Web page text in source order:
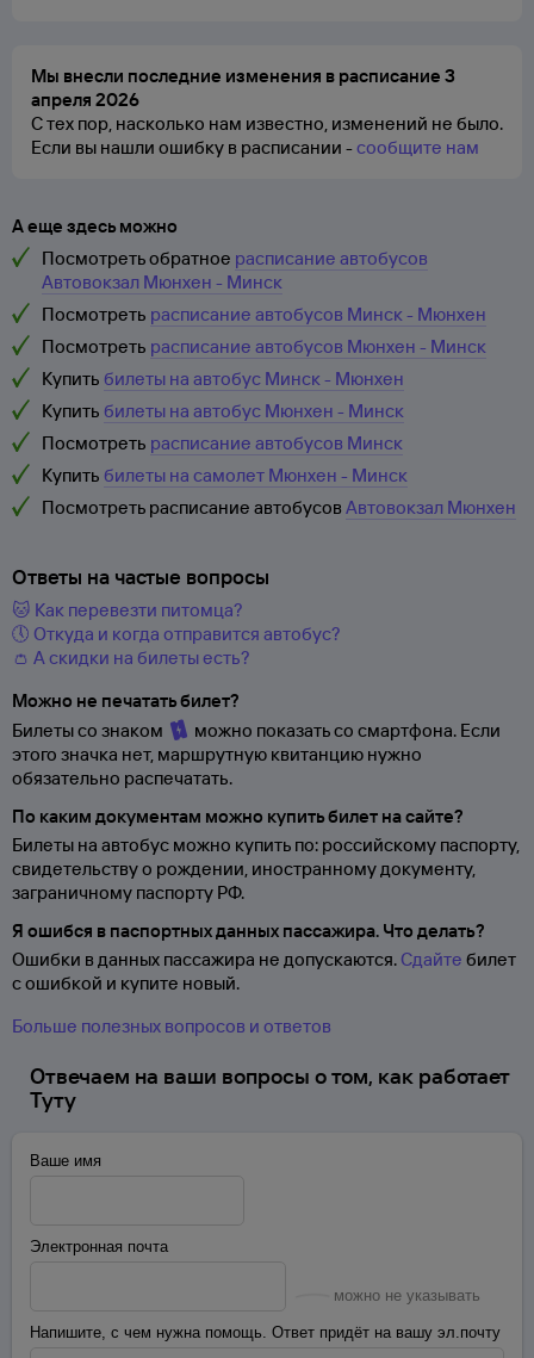
Мы внесли последние изменения в расписание 3
апреля 2026
С тех пор, насколько нам известно, изменений не было.
Если вы нашли ошибку в расписании -сообщите нам
А еще здесь можно
Посмотреть обратное расписание автобусов
Автовокзал Мюнхен - Минск
Посмотреть расписание автобусов Минск - Мюнхен
Посмотреть расписание автобусов Мюнхен - Минск
Купить билеты на автобус Минск - Мюнхен
Купить билеты на автобус Мюнхен - Минск
Посмотреть расписание автобусов Минск
Купить билеты на самолет Мюнхен - Минск
Посмотреть расписание автобусовАвтовокзал Мюнхен
Ответы на частые вопросы
🐱 Как перевезти питомца?
🕔 Откуда и когда отправится автобус?
👛 А скидки на билеты есть?
Можно не печатать билет?
Билеты со знаком
можно показать со смартфона. Если
этого значка нет, маршрутную квитанцию нужно
обязательно распечатать.
По каким документам можно купить билет на сайте?
Билеты на автобус можно купить по: российскому паспорту,
свидетельству о рождении, иностранному документу,
заграничному паспорту РФ.
Я ошибся в паспортных данных пассажира. Что делать?
Ошибки в данных пассажира не допускаются. Сдайте билет
с ошибкой и купите новый.
Больше полезных вопросов и ответов
Отвечаем на ваши вопросы о том, как работает
Туту
Ваше имя
Электронная почта
можно не указывать
Напишите, с чем нужна помощь. Ответ придёт на вашу эл.почту